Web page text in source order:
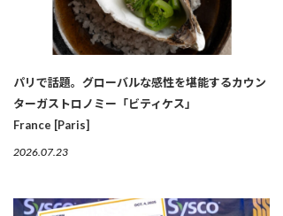
パリで話題。グローバルな感性を堪能するカウン
ターガストロノミー「ビティケス」
France [Paris]
2026.07.23